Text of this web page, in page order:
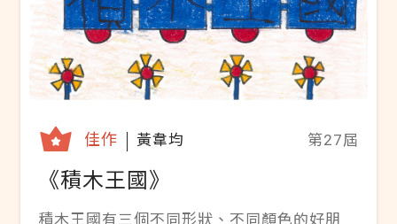
理自己的情緒，並發現友情的力量能讓他更勇
敢地面對世界。他逐漸從一個容易發脾氣的小
螃蟹，成長為能夠用幽默和愛心擁抱世界的自
己。線上閱讀 ▶Pdf電子書《小螃蟹的大鉗
子》
佳作 黃韋均 第27屆
《積木王國》
積木王國有三個不同形狀、不同顏色的好朋